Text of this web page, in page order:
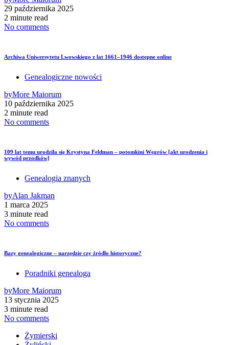
29 października 2025
2 minute read
No comments
Archiwa Uniwersytetu Lwowskiego z lat 1661–1946 dostępne online
Genealogiczne nowości
byMore Maiorum
10 października 2025
2 minute read
No comments
109 lat temu urodziła się Krystyna Feldman – potomkini Węgrów [akt urodzenia i
wywód przodków]
Genealogia znanych
byAlan Jakman
1 marca 2025
3 minute read
No comments
Bazy genealogiczne – narzędzie czy źródło historyczne?
Poradniki genealoga
byMore Maiorum
13 stycznia 2025
3 minute read
No comments
Żymierski